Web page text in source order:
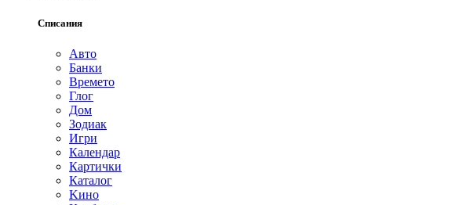
Списания
Авто
Банки
Времето
Глог
Дoм
Зодиак
Игри
Календар
Картички
Каталог
Kино